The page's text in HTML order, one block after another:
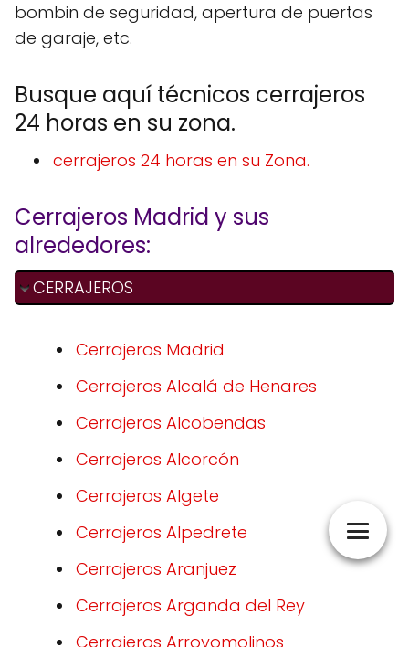
bombin de seguridad, apertura de puertas
de garaje, etc.
Busque aquí técnicos cerrajeros
24 horas en su zona.
cerrajeros 24 horas en su Zona.
Cerrajeros Madrid y sus
alrededores:
CERRAJEROS
Cerrajeros Madrid
Cerrajeros Alcalá de Henares
Cerrajeros Alcobendas
Cerrajeros Alcorcón
Cerrajeros Algete
Cerrajeros Alpedrete
Cerrajeros Aranjuez
Cerrajeros Arganda del Rey
Cerrajeros Arroyomolinos